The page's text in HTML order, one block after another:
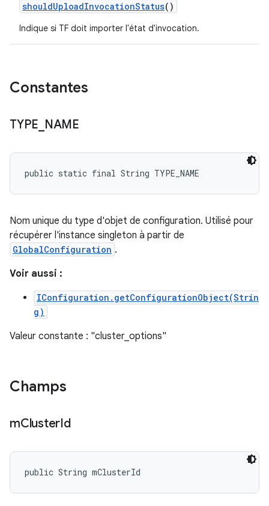
shouldUploadInvocationStatus()
Indique si TF doit importer l'état d'invocation.
Constantes
TYPE NAME
public static final String TYPE_NAME
Nom unique du type d'objet de configuration. Utilisé pour
récupérer l'instance singleton à partir de
GlobalConfiguration .
Voir aussi :
IConfiguration.getConfigurationObject(Strin
g)
Valeur constante : "cluster_options"
Champs
mClusterId
public String mClusterId